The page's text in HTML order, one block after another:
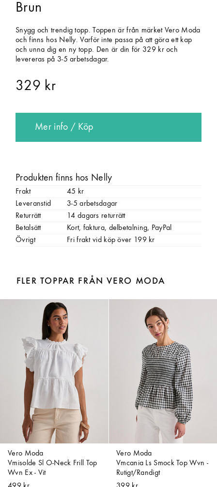
Brun
Snygg och trendig topp. Toppen är från märket Vero Moda
och finns hos Nelly. Varför inte passa på att göra ett kap
och unna dig en ny topp. Den är din för 329 kr och
levereras på 3-5 arbetsdagar.
329 kr
Mer info / Köp
Produkten finns hos Nelly
Frakt
45 kr
Leveranstid
3-5 arbetsdagar
Returrätt
14 dagars returrätt
Betalsätt
Kort, faktura, delbetalning, PayPal
Övrigt
Fri frakt vid köp över 199 kr
FLER TOPPAR FRÅN VERO MODA
Vero Moda
Vmisolde Sl O-Neck Frill Top
Wvn Ex - Vit
Vero Moda
Vmcania Ls Smock Top Wvn -
Rutigt/Randigt